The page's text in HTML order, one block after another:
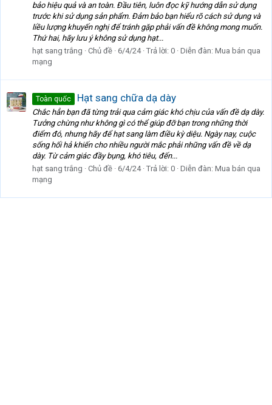
bảo hiệu quả và an toàn. Đầu tiên, luôn đọc kỹ hướng dẫn sử dụng
trước khi sử dụng sản phẩm. Đảm bảo bạn hiểu rõ cách sử dụng và
liều lượng khuyến nghị để tránh gặp phải vấn đề không mong muốn.
Thứ hai, hãy lưu ý không sử dụng hạt...
hạt sang trắng
Chủ đề 6/4/24 Trả lời: 0 Diễn đàn: Mua bán qua
mạng
Toàn quốc Hạt sang chữa dạ dày
Chắc hẳn bạn đã từng trải qua cảm giác khó chịu của vấn đề dạ dày.
Tưởng chừng như không gì có thể giúp đỡ bạn trong những thời
điểm đó, nhưng hãy để hạt sang làm điều kỳ diệu. Ngày nay, cuộc
sống hối hả khiến cho nhiều người mắc phải những vấn đề về dạ
dày. Từ cảm giác đầy bụng, khó tiêu, đến...
hạt sang trắng
Chủ đề 6/4/24 Trả lời: 0 Diễn đàn: Mua bán qua
mạng